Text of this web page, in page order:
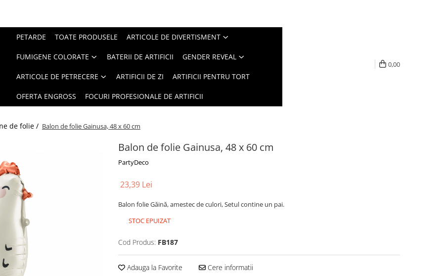
PETARDE TOATE PRODUSELE ARTICOLE DE DIVERTISMENT
FUMIGENE COLORATE BATERII DE ARTIFICII GENDER REVEAL
ARTICOLE DE PETRECERE ARTIFICII DE ZI ARTIFICII PENTRU TORT
OFERTA ENGROSS FOCURI PROFESIONALE DE ARTIFICII
0,00
de folie / Balon de folie Gainusa, 48 x 60 cm
Balon de folie Gainusa, 48 x 60 cm
PartyDeco
23,39 Lei
Balon folie Găină, amestec de culori, Setul contine un pai.
STOC EPUIZAT
Cod Produs: FB187
Adauga la Favorite Cere informatii